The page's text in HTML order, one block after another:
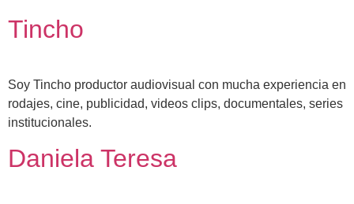
Tincho
Soy Tincho productor audiovisual con mucha experiencia en
rodajes, cine, publicidad, videos clips, documentales, series
institucionales.
Daniela Teresa